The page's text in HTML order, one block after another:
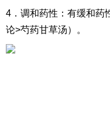
4．调和药性：有缓和药
论>芍药甘草汤）。